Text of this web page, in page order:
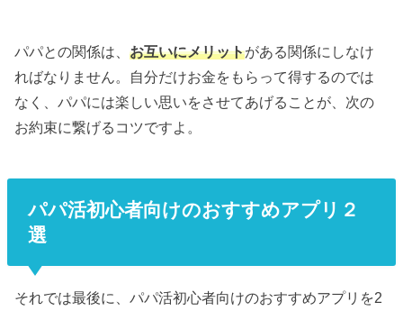
パパとの関係は、お互いにメリットがある関係にしなけ
ればなりません。自分だけお金をもらって得するのでは
なく、パパには楽しい思いをさせてあげることが、次の
お約束に繋げるコツですよ。
パパ活初心者向けのおすすめアプリ２
選
それでは最後に、パパ活初心者向けのおすすめアプリを2